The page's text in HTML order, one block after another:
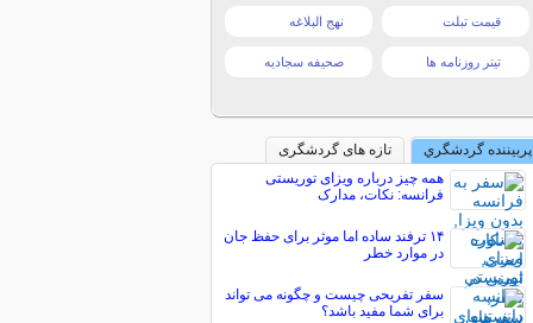
قیمت تبلت نهج البلاغه
تیتر روزنامه ها صحیفه سجادیه
پربیننده گردشگري
تازه های گردشگری
همه چیز درباره ویزای توریستی
فرانسه: نکات، مدارک
۱۴ ترفند ساده اما موثر برای حفظ جان
در موارد خطر
سفر تفریحی چیست و چگونه می تواند
برای شما مفید باشد؟